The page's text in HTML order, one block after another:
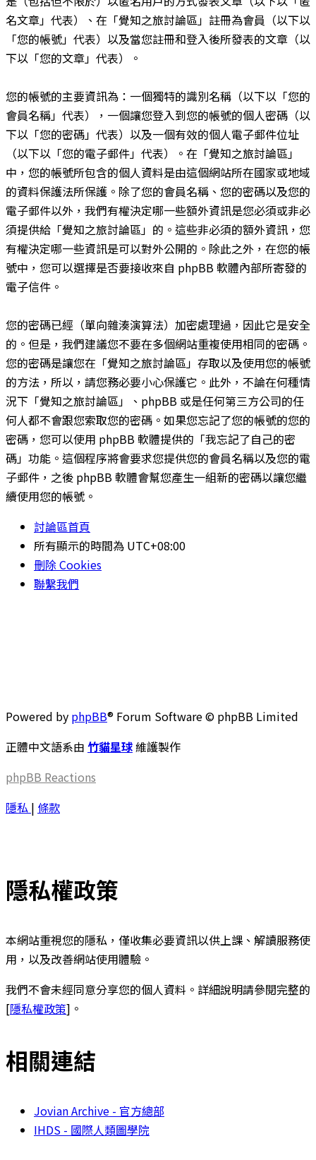
名文章」代表）、在「覺知之旅討論區」註冊為會員（以下以
「您的帳號」代表）以及當您註冊和登入後所發表的文章（以
下以「您的文章」代表）。
您的帳號的主要資訊為：一個獨特的識別名稱（以下以「您的
會員名稱」代表），一個讓您登入到您的帳號的個人密碼（以
下以「您的密碼」代表）以及一個有效的個人電子郵件位址
（以下以「您的電子郵件」代表）。在「覺知之旅討論區」
中，您的帳號所包含的個人資料是由這個網站所在國家或地域
的資料保護法所保護。除了您的會員名稱、您的密碼以及您的
電子郵件以外，我們有權決定哪一些額外資訊是您必須或非必
須提供給「覺知之旅討論區」的。這些非必須的額外資訊，您
有權決定哪一些資訊是可以對外公開的。除此之外，在您的帳
號中，您可以選擇是否要接收來自 phpBB 軟體內部所寄發的
電子信件。
您的密碼已經（單向雜湊演算法）加密處理過，因此它是安全
的。但是，我們建議您不要在多個網站重複使用相同的密碼。
您的密碼是讓您在「覺知之旅討論區」存取以及使用您的帳號
的方法，所以，請您務必要小心保護它。此外，不論在何種情
況下「覺知之旅討論區」、phpBB 或是任何第三方公司的任
何人都不會跟您索取您的密碼。如果您忘記了您的帳號的您的
密碼，您可以使用 phpBB 軟體提供的「我忘記了自己的密
碼」功能。這個程序將會要求您提供您的會員名稱以及您的電
子郵件，之後 phpBB 軟體會幫您產生一組新的密碼以讓您繼
續使用您的帳號。
討論區首頁
所有顯示的時間為 UTC+08:00
刪除 Cookies
聯繫我們
Powered by phpBB® Forum Software © phpBB Limited
正體中文語系由 竹貓星球維護製作
phpBB Reactions
隱私 | 條款
隱私權政策
本網站重視您的隱私，僅收集必要資訊以供上課、解讀服務使
用，以及改善網站使用體驗。
我們不會未經同意分享您的個人資料。詳細說明請參閱完整的
[隱私權政策]。
相關連結
Jovian Archive - 官方總部
IHDS - 國際人類圖學院